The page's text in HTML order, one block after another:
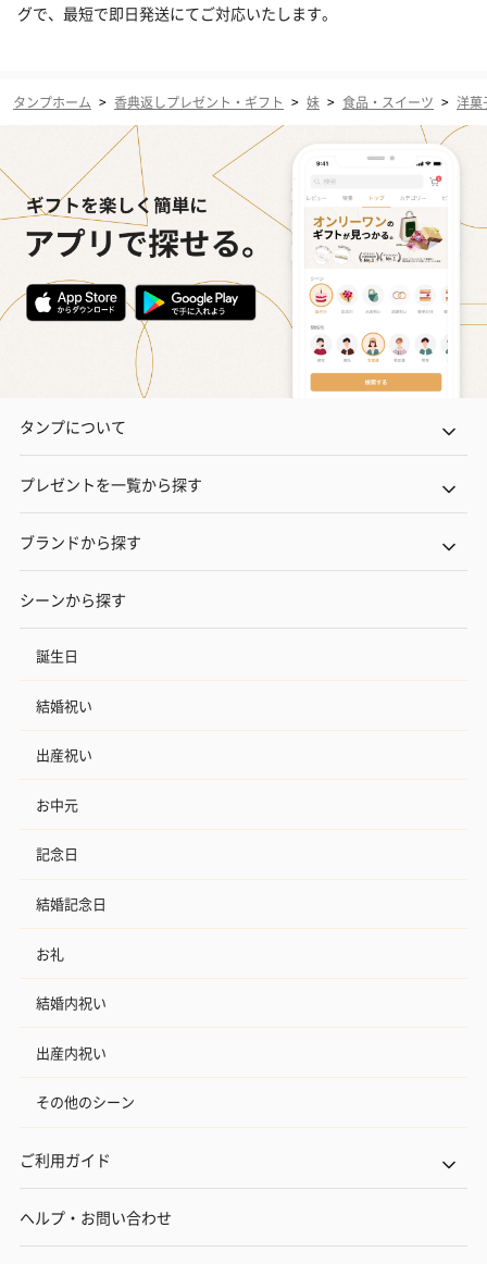
グで、最短で即日発送にてご対応いたします。
タンプホーム > 香典返しプレゼント・ギフト > 妹 > 食品・スイーツ > 洋菓
タンプについて
プレゼントを一覧から探す
ブランドから探す
シーンから探す
誕生日
結婚祝い
出産祝い
お中元
記念日
結婚記念日
お礼
結婚内祝い
出産内祝い
その他のシーン
ご利用ガイド
ヘルプ・お問い合わせ